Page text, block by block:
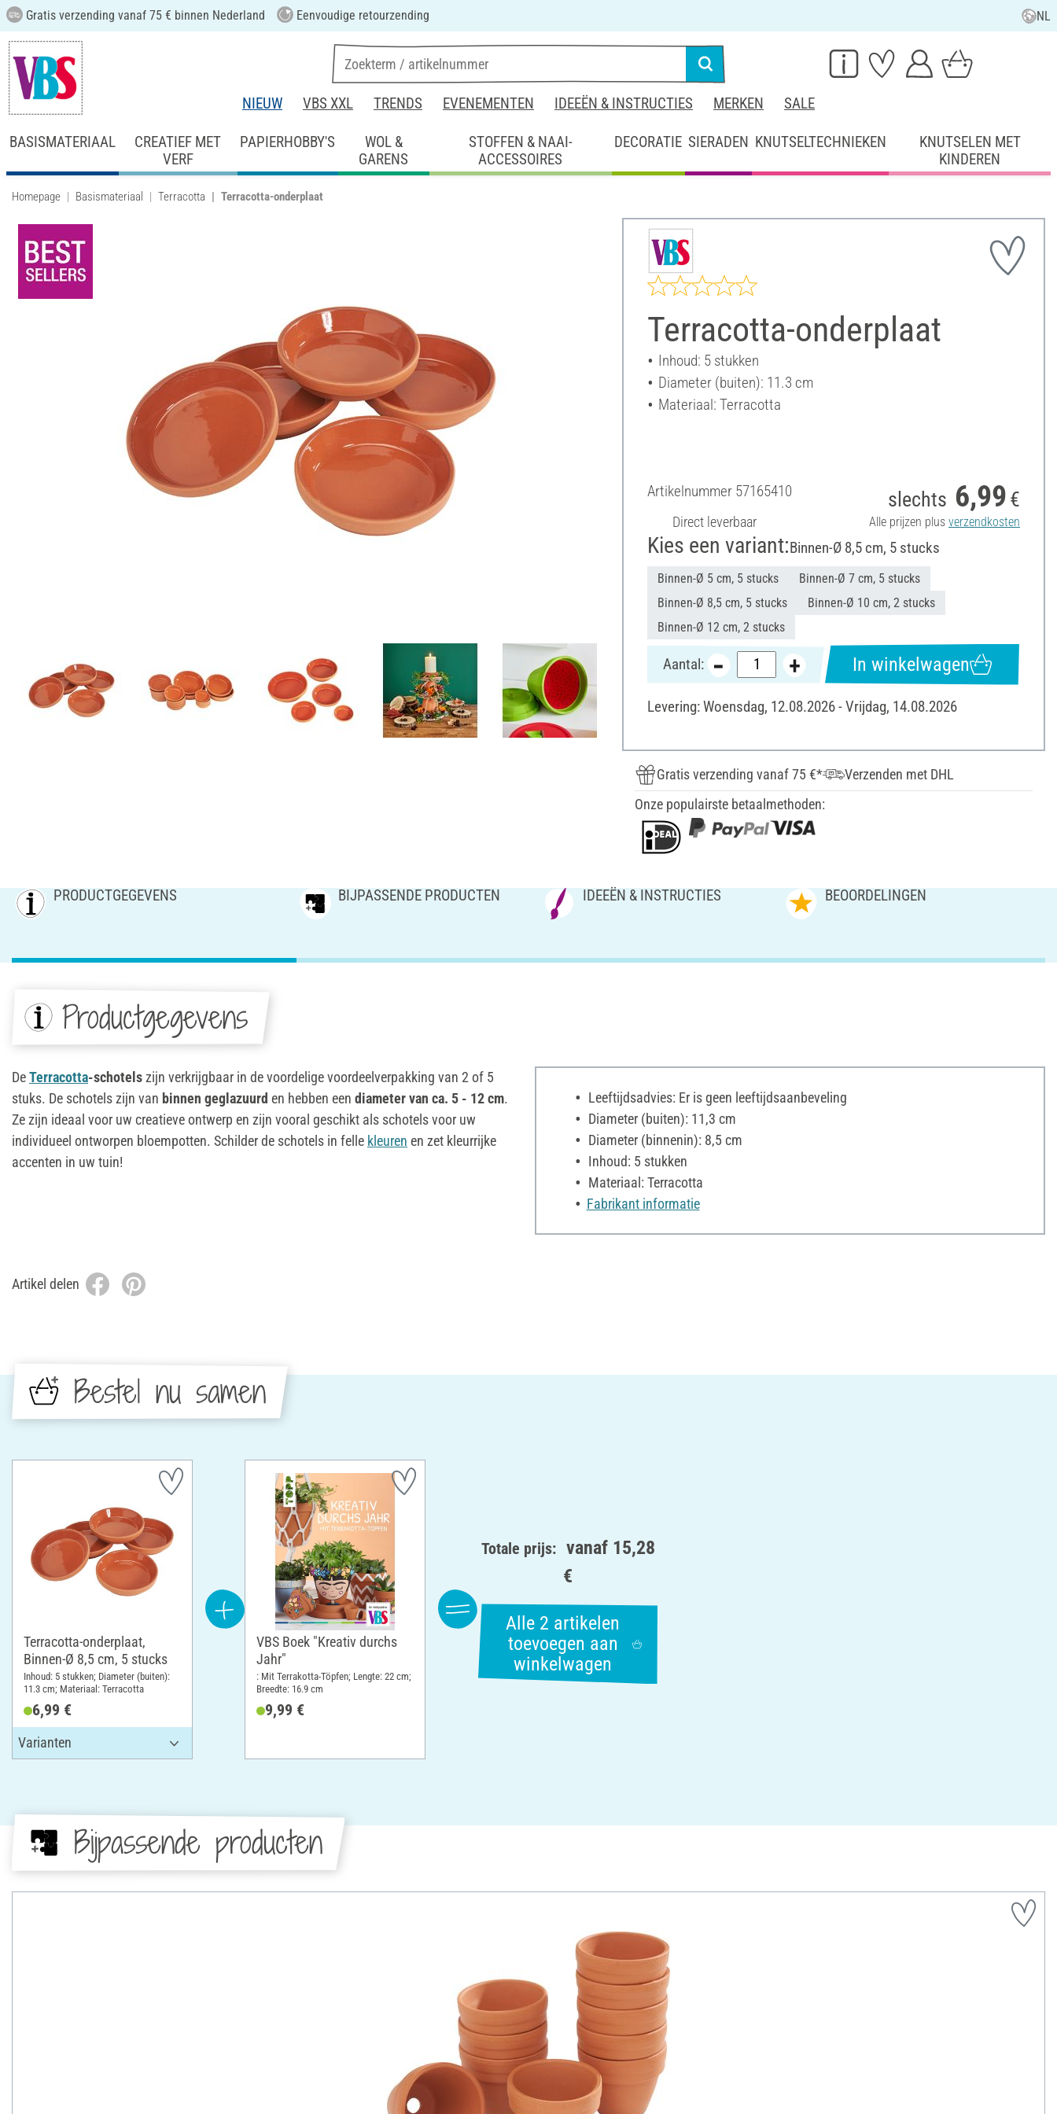
Gratis verzending vanaf 75 € binnen Nederland Eenvoudige retourzending NL
NIEUW VBS XXL TRENDS EVENEMENTEN IDEEËN & INSTRUCTIES MERKEN SALE
BASISMATERIAAL
CREATIEF MET
VERF
PAPIERHOBBY'S
WOL &
GARENS
STOFFEN & NAAI-
ACCESSOIRES
DECORATIE SIERADEN KNUTSELTECHNIEKEN
KNUTSELEN MET
KINDEREN
Homepage Basismateriaal Terracotta Terracotta-onderplaat
Terracotta-onderplaat
Inhoud: 5 stukken
Diameter (buiten): 11.3 cm
Materiaal: Terracotta
Artikelnummer 57165410
Direct leverbaar
slechts 6,99 €
Alle prijzen plus verzendkosten
Kies een variant:Binnen-Ø 8,5 cm, 5 stucks
Binnen-Ø 5 cm, 5 stucks
Binnen-Ø 7 cm, 5 stucks
Binnen-Ø 8,5 cm, 5 stucks
Binnen-Ø 10 cm, 2 stucks
Binnen-Ø 12 cm, 2 stucks
Aantal: In winkelwagen
Levering: Woensdag, 12.08.2026 - Vrijdag, 14.08.2026
Gratis verzending vanaf 75 €*
Verzenden met DHL
Onze populairste betaalmethoden:
PRODUCTGEGEVENS BIJPASSENDE PRODUCTEN IDEEËN & INSTRUCTIES BEOORDELINGEN
Productgegevens
DeTerracotta-schotelszijn verkrijgbaar in de voordelige voordeelverpakking van 2 of 5
stuks. De schotels zijn van binnen geglazuurd en hebben een diameter van ca. 5 - 12 cm.
Ze zijn ideaal voor uw creatieve ontwerp en zijn vooral geschikt als schotels voor uw
individueel ontworpen bloempotten. Schilder de schotels in felle kleuren en zet kleurrijke
accenten in uw tuin!
Leeftijdsadvies: Er is geen leeftijdsaanbeveling
Diameter (buiten): 11,3 cm
Diameter (binnenin): 8,5 cm
Inhoud: 5 stukken
Materiaal: Terracotta
Fabrikant informatie
Artikel delen
Bestel nu samen
Terracotta-onderplaat,
Binnen-Ø 8,5 cm, 5 stucks
Inhoud: 5 stukken; Diameter (buiten):
11.3 cm; Materiaal: Terracotta
6,99 €
VBS Boek "Kreativ durchs
Jahr"
: Mit Terrakotta-Töpfen; Lengte: 22 cm;
Breedte: 16.9 cm
9,99 €
Totale prijs: vanaf 15,28
€
Alle 2 artikelen
toevoegen aan
winkelwagen
Bijpassende producten